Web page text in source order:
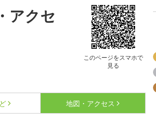
アクセ
このページをスマホで
見る
地図・アクセス